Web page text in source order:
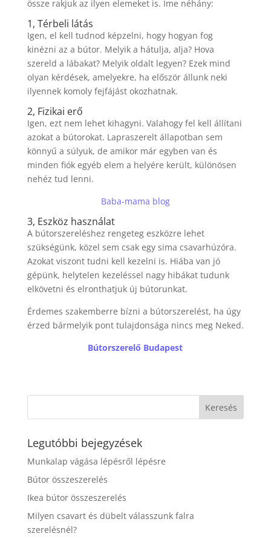
össze rakjuk az ilyen elemeket is. Íme néhány:
1, Térbeli látás
Igen, el kell tudnod képzelni, hogy hogyan fog
kinézni az a bútor. Melyik a hátulja, alja? Hova
szereld a lábakat? Melyik oldalt legyen? Ezek mind
olyan kérdések, amelyekre, ha először állunk neki
ilyennek komoly fejfájást okozhatnak.
2, Fizikai erő
Igen, ezt nem lehet kihagyni. Valahogy fel kell állítani
azokat a bútorokat. Lapraszerelt állapotban sem
könnyű a súlyuk, de amikor már egyben van és
minden fiók egyéb elem a helyére került, különösen
nehéz tud lenni.
Baba-mama blog
3, Eszköz használat
A bútorszereléshez rengeteg eszközre lehet
szükségünk, közel sem csak egy sima csavarhúzóra.
Azokat viszont tudni kell kezelni is. Hiába van jó
gépünk, helytelen kezeléssel nagy hibákat tudunk
elkövetni és elronthatjuk új bútorunkat.
Érdemes szakemberre bízni a bútorszerelést, ha úgy
érzed bármelyik pont tulajdonsága nincs meg Neked.
Bútorszerelő Budapest
Legutóbbi bejegyzések
Munkalap vágása lépésről lépésre
Bútor összeszerelés
Ikea bútor összeszerelés
Milyen csavart és dübelt válasszunk falra
szerelésnél?